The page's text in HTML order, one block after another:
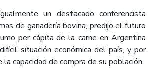
un destacado conferencista
de ganadería bovina, predijo el futuro
per cápita de la carne en Argentina
situación económica del país, y por
la capacidad de compra de su población.